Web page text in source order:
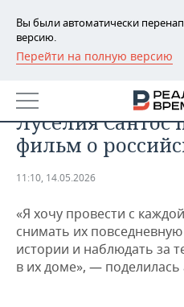
Вы были автоматически
версию.
Перейти на полную версию
РЕГИОНЫ
БАШКОРТОСТАН
ТАТАРСТАН
НОВОСТИ
АНАЛИТИКА
ДЕКЛАРАЦИИ О ДОХОДАХ
КОРОЛИ ГОСЗАКАЗА
НОВОСТИ ЭКОНОМИКИ
ФИНАНСЫ
ПРОМЫШЛЕННОСТЬ
НОВОСТИ
ПРОМЫШЛЕННОСТИ
НЕДВИЖИМОСТЬ
Звезда «Рабыни
Луселия Сантос
фильм о
11:10, 14.05.2026
«Я хочу провести с
снимать их
истории и наблюдать за
в их доме», — поделилась